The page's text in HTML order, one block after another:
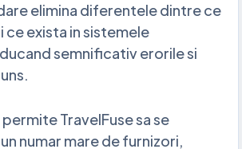
elimina diferentele dintre ce
ce exista in sistemele
semnificativ erorile si
TravelFuse sa se
numar mare de furnizori,